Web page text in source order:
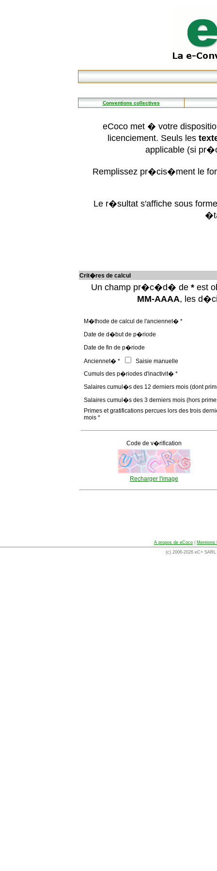
Conventions collectives
eCoco met � votre
licenciement. Seuls les
applicable (si
Remplissez pr�cis�ment le
Le r�sultat s'affiche sous
Crit�res de calcul
Un champ pr�c�d� de * est
MM-AAAA, les
M�thode de calcul de l'anciennet� *
Date de d�but de p�riode
Date de fin de p�riode
Anciennet� *
Saisie manuelle
Cumuls des p�riodes d'inactivit� *
Salaires cumul�s des 12 derniers mois (dont
Salaires cumul�s des 3 derniers mois (hors
Primes et gratifications percues lors des trois
mois *
Code de v�rification
Recharger l'image
A propos de eCoco
Mentions
(c) 2006-2026 eC+